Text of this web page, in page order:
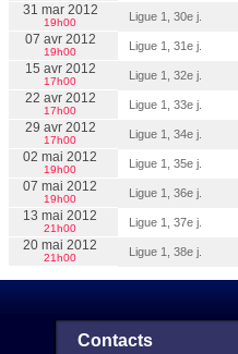
31 mar 2012
19h00 Ligue 1, 30e j.
07 avr 2012
19h00 Ligue 1, 31e j.
15 avr 2012
17h00 Ligue 1, 32e j.
22 avr 2012
17h00 Ligue 1, 33e j.
29 avr 2012
17h00 Ligue 1, 34e j.
02 mai 2012
19h00 Ligue 1, 35e j.
07 mai 2012
19h00 Ligue 1, 36e j.
13 mai 2012
21h00 Ligue 1, 37e j.
20 mai 2012
21h00 Ligue 1, 38e j.
Contacts